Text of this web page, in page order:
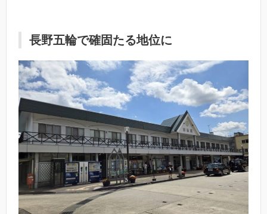
長野五輪で確固たる地位に